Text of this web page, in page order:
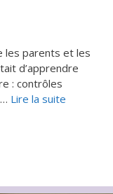
les parents et les
d’apprendre
: contrôles
Lire la suite